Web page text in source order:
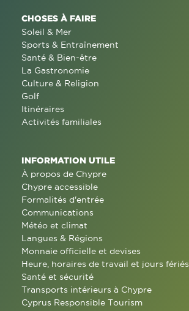
CHOSES À FAIRE
Soleil & Mer
Sports & Entraînement
Santé & Bien-être
La Gastronomie
Culture & Religion
Golf
Itinéraires
Activités familiales
INFORMATION UTILE
À propos de Chypre
Chypre accessible
Formalités d'entrée
Communications
Météo et climat
Langues & Régions
Monnaie officielle et devises
Heure, horaires de travail et jours fériés
Santé et sécurité
Transports intérieurs à Chypre
Cyprus Responsible Tourism